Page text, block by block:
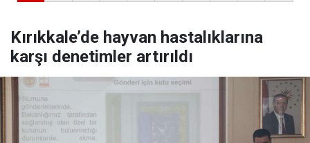
Kırıkkale’de hayvan hastalıklarına
karşı denetimler artırıldı